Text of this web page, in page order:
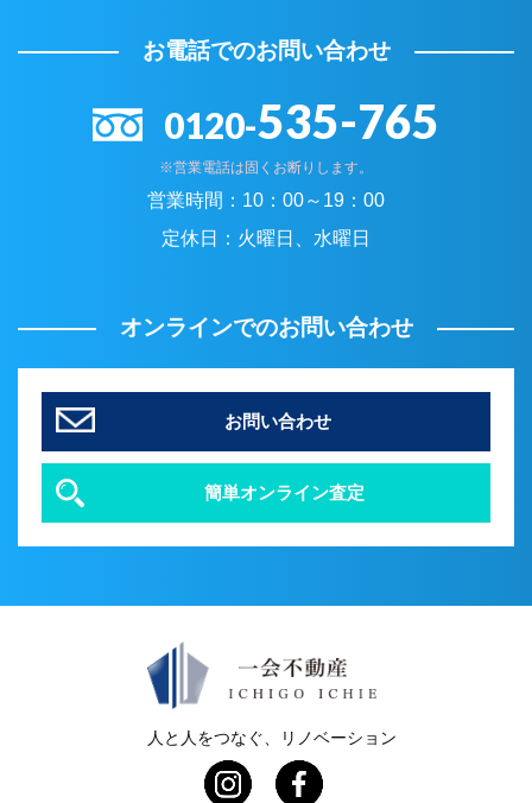
お電話でのお問い合わせ
0120-535-765
※営業電話は固くお断りします。
営業時間： 10：00～19：00
定休日： 火曜日、水曜日
オンラインでのお問い合わせ
お問い合わせ
簡単オンライン査定
人と人をつなぐ、リノベーション